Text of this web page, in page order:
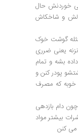
خوردنش حال
و شاخکاش
گوشت خوک
یعنی ضرری
بشه و تمام
پودر کنن و
خوبه که مصرف
دام بازدهی
بیشتر مواد
می کنن